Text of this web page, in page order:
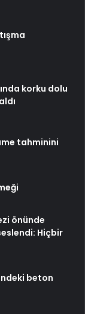
korku dolu
tahminini
önünde
Hiçbir
beton